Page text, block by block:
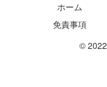
ホーム
免責事項
©